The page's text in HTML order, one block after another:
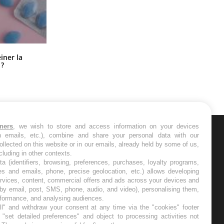
la
les semaines les meilleures
, we wish to store and access information on your devices
emails, etc.), combine and share your personal data with our
on this website or in our emails, already held by some of us,
in other contexts.
(identifiers, browsing, preferences, purchases, loyalty programs,
and emails, phone, precise geolocation, etc.) allows developing
content, commercial offers and ads across your devices and
email, post, SMS, phone, audio, and video), personalising them,
and analysing audiences.
and withdraw your consent at any time via the "cookies" footer
detailed preferences" and object to processing activities not